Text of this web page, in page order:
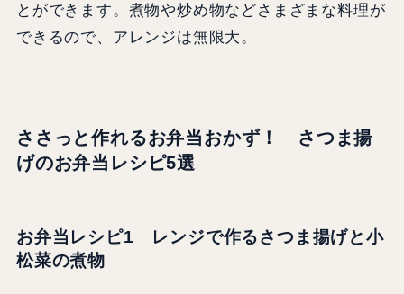
とができます。煮物や炒め物などさまざまな料理が
できるので、アレンジは無限大。
ささっと作れるお弁当おかず！ さつま揚
げのお弁当レシピ5選
お弁当レシピ1 レンジで作るさつま揚げと小
松菜の煮物